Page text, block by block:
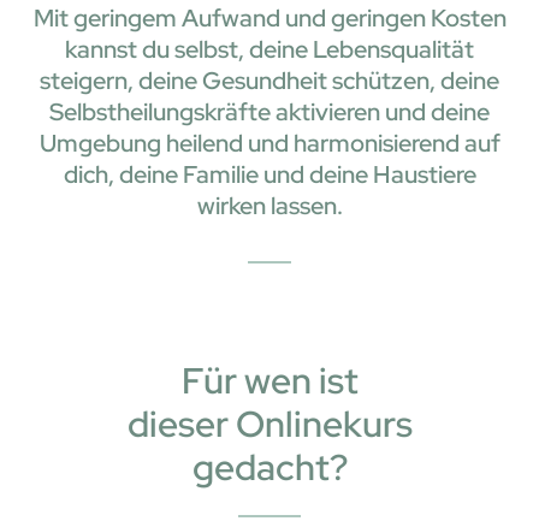
Mit geringem Aufwand und geringen Kosten
kannst du selbst, deine Lebensqualität
steigern, deine Gesundheit schützen, deine
Selbstheilungskräfte aktivieren und deine
Umgebung heilend und harmonisierend auf
dich, deine Familie und deine Haustiere
wirken lassen.
Für wen ist
dieser Onlinekurs
gedacht?